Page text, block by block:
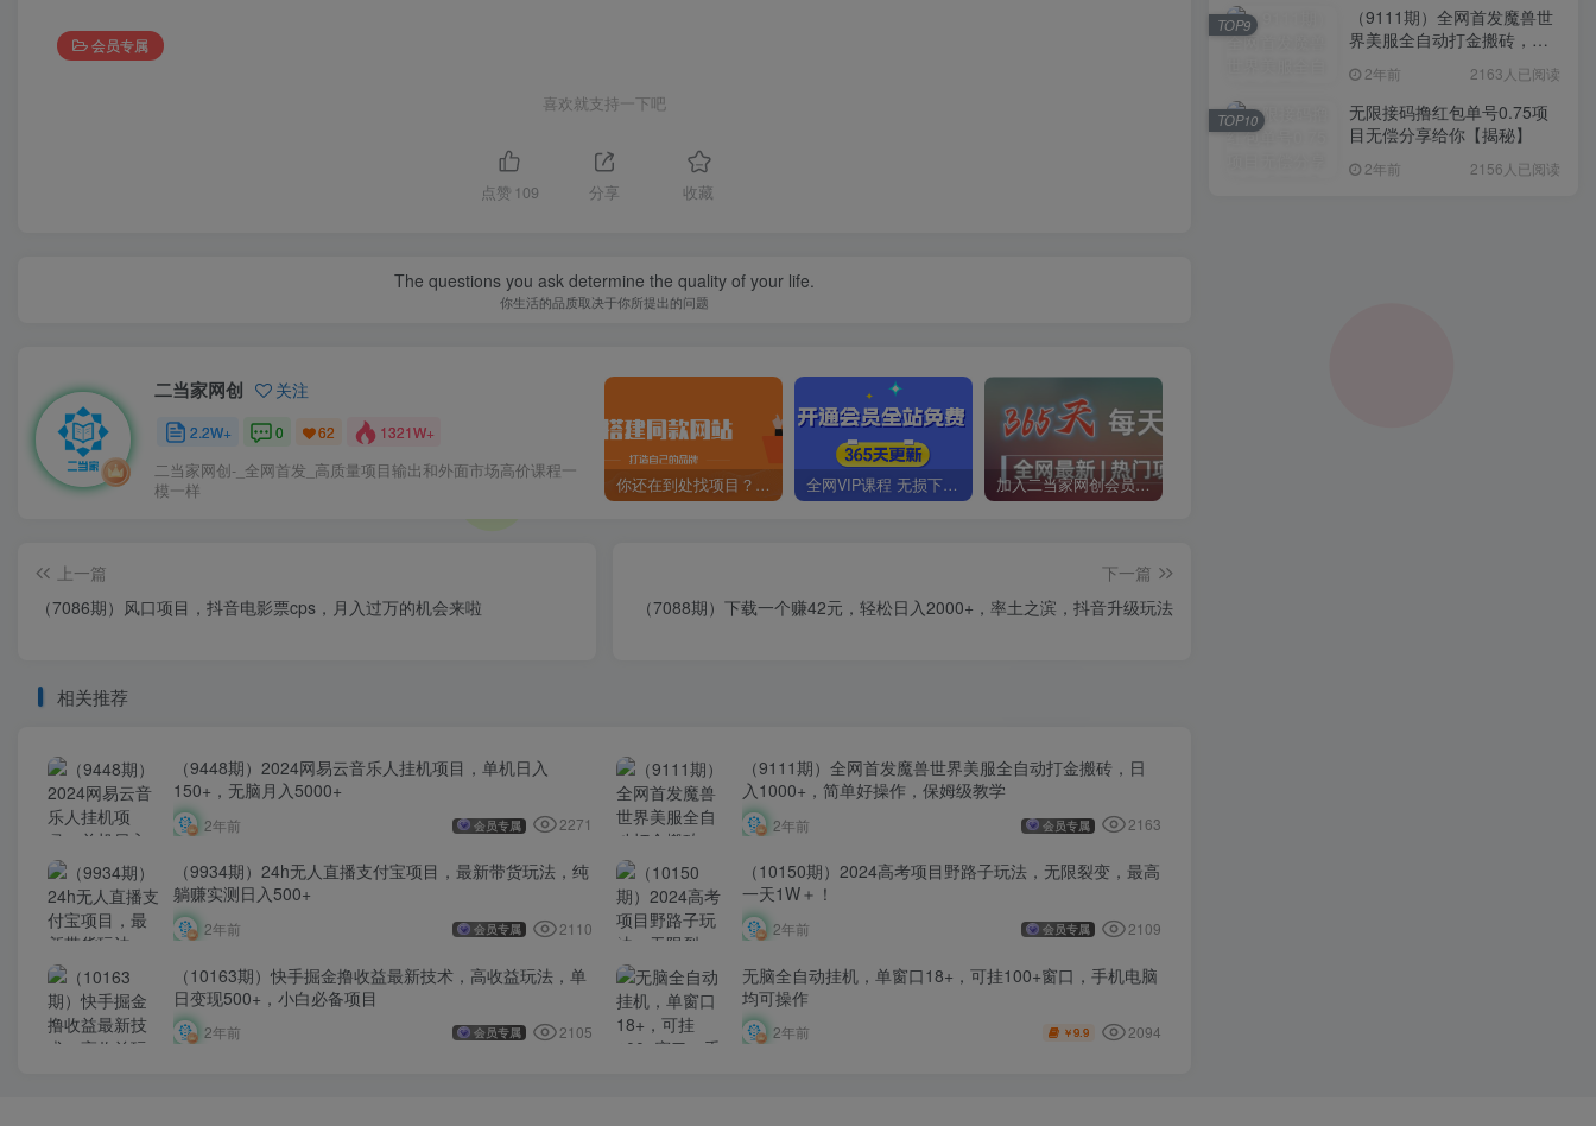
会员专属
喜欢就支持一下吧
点赞 109 分享 收藏
The questions you ask determine the quality of your life.
你生活的品质取决于你所提出的问题
二当家网创 关注
2.2W+ 0 62 1321W+
二当家网创-_全网首发_高质量项目输出和外面市场高价课程一
模一样
你还在到处找项目？还在当韭菜？我靠卖项目一个月收入5万+，曾经我也是个失败者。 全网VIP课程 无损下载~ 加入二当家网创会员，享受70%的推广提成，免费学习网上万种创业课程，菜鸟变大神。
上一篇
（7086期）风口项目，抖音电影票cps，月入过万的机会来啦
下一篇
（7088期）下载一个赚42元，轻松日入2000+，率土之滨，抖音升级玩法
相关推荐
（9448期）2024网易云音乐人挂机项目，单机日入
150+，无脑月入5000+
2年前 会员专属 2271
（9111期）全网首发魔兽世界美服全自动打金搬砖，日
入1000+，简单好操作，保姆级教学
2年前 会员专属 2163
（9934期）24h无人直播支付宝项目，最新带货玩法，纯
躺赚实测日入500+
2年前 会员专属 2110
（10150期）2024高考项目野路子玩法，无限裂变，最高
一天1W＋！
2年前 会员专属 2109
（10163期）快手掘金撸收益最新技术，高收益玩法，单
日变现500+，小白必备项目
2年前 会员专属 2105
无脑全自动挂机，单窗口18+，可挂100+窗口，手机电脑
均可操作
2年前 ￥9.9 2094
（9111期）全网首发魔兽世
界美服全自动打金搬砖，日
姆级教学
2年前 2163人已阅读
TOP9
无限接码撸红包单号0.75项
目无偿分享给你【揭秘】
2年前 2156人已阅读
TOP10